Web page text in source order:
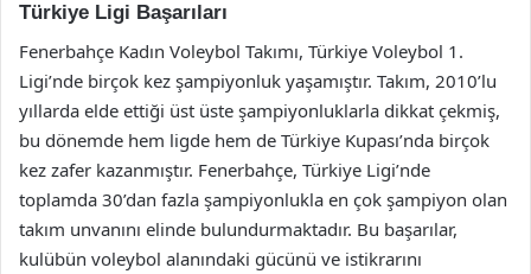
Türkiye Ligi Başarıları
Fenerbahçe Kadın Voleybol Takımı, Türkiye Voleybol 1.
Ligi’nde birçok kez şampiyonluk yaşamıştır. Takım, 2010’lu
yıllarda elde ettiği üst üste şampiyonluklarla dikkat çekmiş,
bu dönemde hem ligde hem de Türkiye Kupası’nda birçok
kez zafer kazanmıştır. Fenerbahçe, Türkiye Ligi’nde
toplamda 30’dan fazla şampiyonlukla en çok şampiyon olan
takım unvanını elinde bulundurmaktadır. Bu başarılar,
kulübün voleybol alanındaki gücünü ve istikrarını